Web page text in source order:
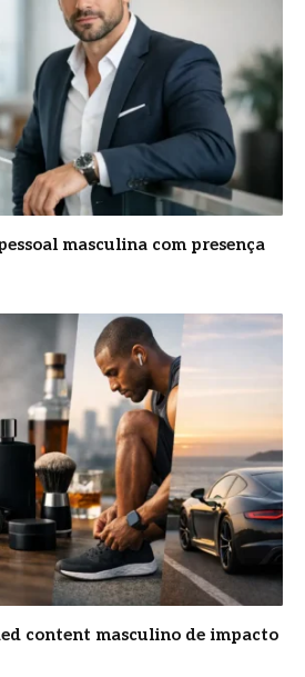
masculina com presença
content masculino de impacto